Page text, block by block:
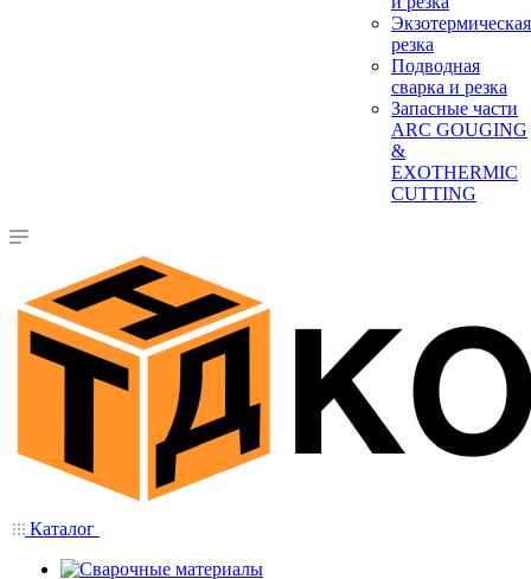
Экзотермическая
резка
Подводная
сварка и резка
Запасные части
ARC GOUGING
&
EXOTHERMIC
CUTTING
Каталог